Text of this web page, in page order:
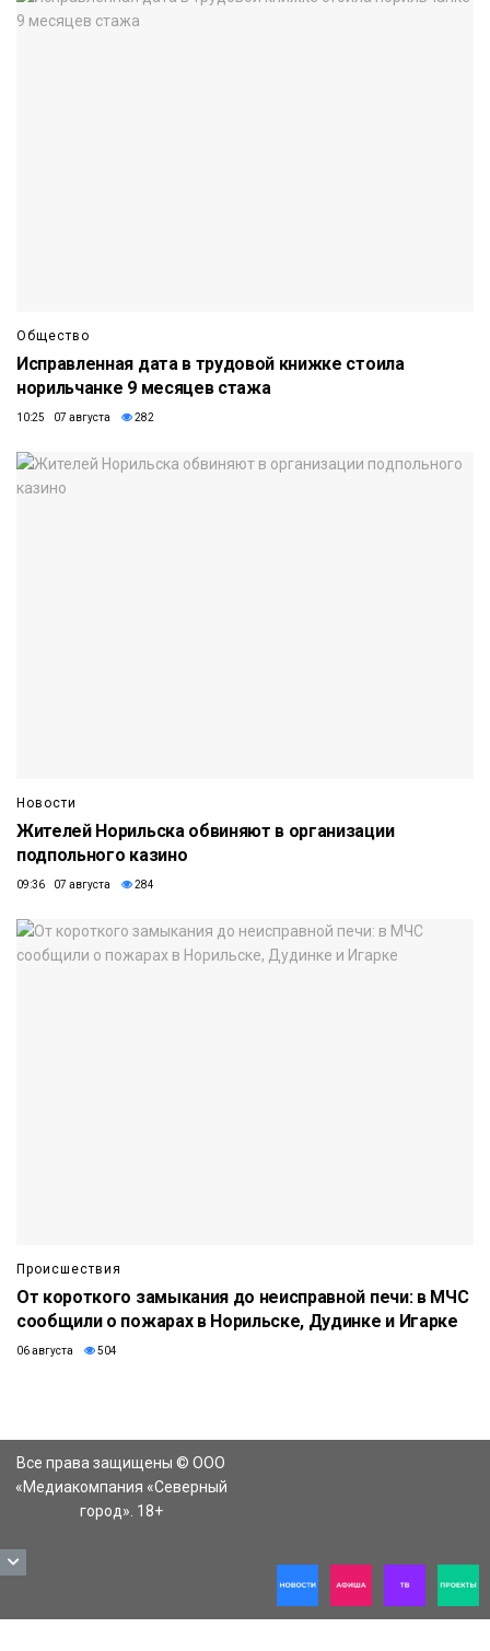
Общество
Исправленная дата в трудовой книжке стоила
норильчанке 9 месяцев стажа
10:25 07 августа 282
Новости
Жителей Норильска обвиняют в организации
подпольного казино
09:36 07 августа 284
Происшествия
От короткого замыкания до неисправной печи: в МЧС
сообщили о пожарах в Норильске, Дудинке и Игарке
06 августа 504
Все права защищены © ООО
«Медиакомпания «Северный
город». 18+